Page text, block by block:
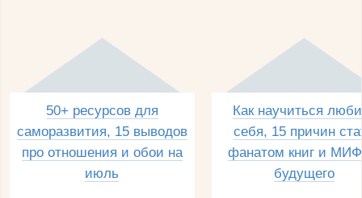
50+ ресурсов для
саморазвития, 15 выводов
про отношения и обои на
июль
Как научиться
себя, 15 причин
фанатом книг и
будущего